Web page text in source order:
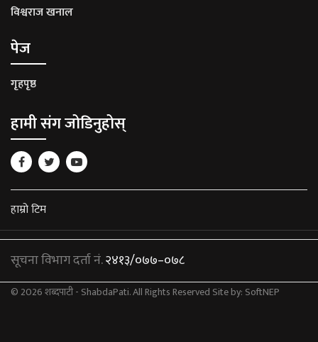
विश्वराज खनाल
पेज
गृहपृष्ठ
हामी संग जोडिनुहोस्
हाम्रो टिम
© 2026 शब्दपाटी - ShabdaPati. All Rights Reserved Site by: SoftNEP
सूचना विभाग दर्ता नं.२४१३/०७७–०७८